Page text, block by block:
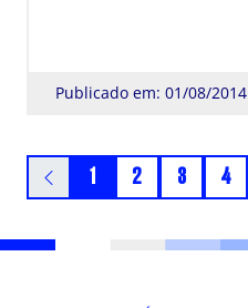
Publicado em: 01/08/2014
1 2 3 4